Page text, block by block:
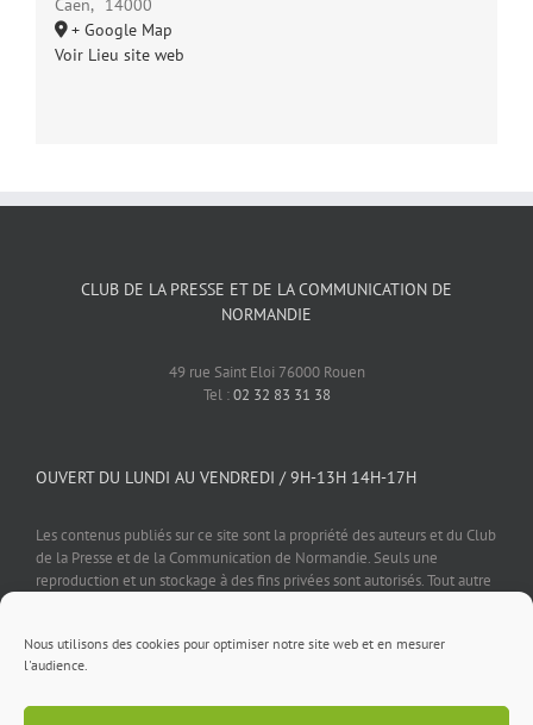
Nous utilisons des cookies pour optimiser notre site web et en mesurer
l'audience.
Caen, 14000
+ Google Map
Voir Lieu site web
CLUB DE LA PRESSE ET DE LA COMMUNICATION DE
NORMANDIE
49 rue Saint Eloi 76000 Rouen
Tel :02 32 83 31 38
OUVERT DU LUNDI AU VENDREDI / 9H-13H 14H-17H
Les contenus publiés sur ce site sont la propriété des auteurs et du Club
de la Presse et de la Communication de Normandie. Seuls une
reproduction et un stockage à des fins privées sont autorisés. Tout autre